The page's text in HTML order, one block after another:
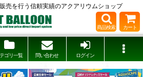
売を行う信頼実績のアクアリウムショップ
商品検索 カート
ゴリ一覧 問い合わせ ログイン